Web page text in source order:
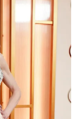
có sự chấp
khi phát hành lại